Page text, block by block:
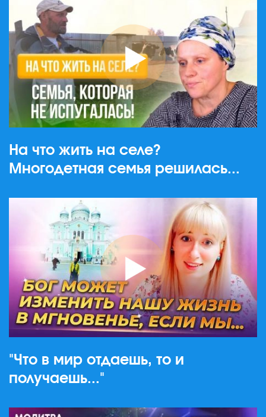
На что жить на селе?
Многодетная семья решилась...
"Что в мир отдаешь, то и
получаешь..."